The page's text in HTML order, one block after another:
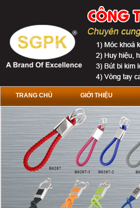
TRANG CHỦ GIỚI THIỆU